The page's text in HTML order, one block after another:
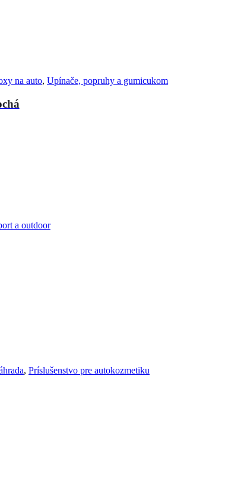
na auto, Upínače, popruhy a gumicukom
a outdoor
, Príslušenstvo pre autokozmetiku